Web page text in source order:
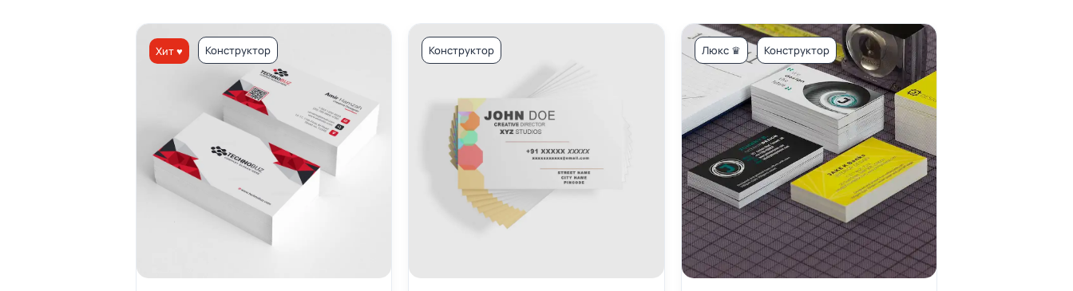
Хит ♥ Конструктор Конструктор Люкс ♛ Конструктор